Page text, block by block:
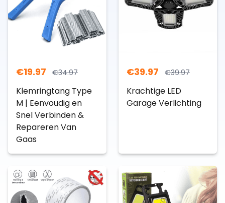
€19.97 €34.97
Klemringtang Type
M | Eenvoudig en
Snel Verbinden &
Repareren Van
Gaas
€39.97 €39.97
Krachtige LED
Garage Verlichting